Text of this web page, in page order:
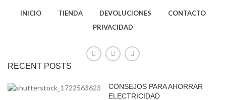
INICIO TIENDA DEVOLUCIONES
CONTACTO
PRIVACIDAD
RECENT POSTS
CONSEJOS PARA AHORRAR
ELECTRICIDAD